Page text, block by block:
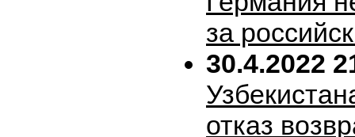
за
30.4.2022
отказ